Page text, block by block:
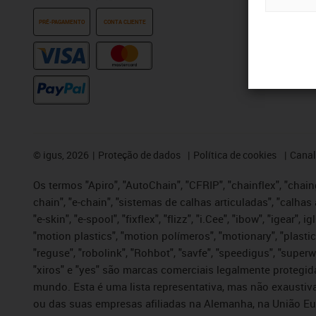
PRÉ-PAGAMENTO CONTA CLIENTE
© igus, 2026 Proteção de dados Política de cookies
Os termos "Apiro", "AutoChain", "CFRIP", "chainflex",
chain", "e-chain", "sistemas de calhas articuladas",
"e-skin", "e-spool", "fixflex", "flizz", "i.Cee", "ibow", "igear",
"motion plastics", "motion polímeros", "motionary",
"reguse", "robolink", "Rohbot", "savfe", "speedigus",
"xiros" e "yes" são marcas comerciais legalmente
mundo. Esta é uma lista representativa, mas não
ou das suas empresas afiliadas na Alemanha, na União